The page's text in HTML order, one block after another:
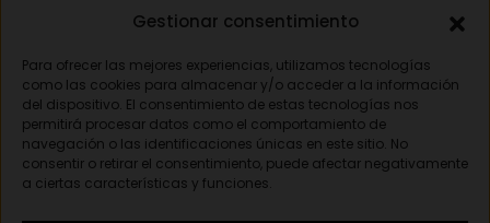
Gestionar consentimiento
Para ofrecer las mejores experiencias, utilizamos tecnologías
como las cookies para almacenar y/o acceder a la información
del dispositivo. El consentimiento de estas tecnologías nos
permitirá procesar datos como el comportamiento de
navegación o las identificaciones únicas en este sitio. No
consentir o retirar el consentimiento, puede afectar negativamente
a ciertas características y funciones.
Aviso legal
Política de privacidad
Política de cookies